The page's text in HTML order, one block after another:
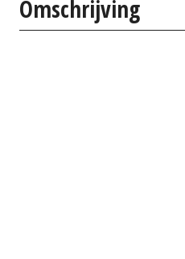
Omschrijving